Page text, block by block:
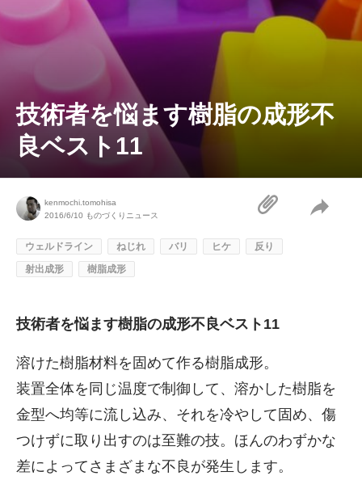
技術者を悩ます樹脂の成形不
良ベスト11
kenmochi.tomohisa
2016/6/10 ものづくりニュース
ウェルドライン ねじれ バリ ヒケ
反り
射出成形
樹脂成形
技術者を悩ます樹脂の成形不良ベスト11
溶けた樹脂材料を固めて作る樹脂成形。
装置全体を同じ温度で制御して、溶かした樹脂を
金型へ均等に流し込み、それを冷やして固め、傷
つけずに取り出すのは至難の技。ほんのわずかな
差によってさまざまな不良が発生します。